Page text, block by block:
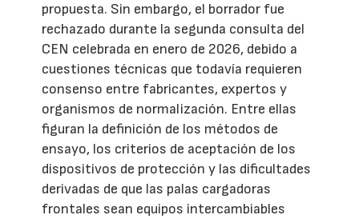
propuesta. Sin embargo, el borrador fue
rechazado durante la segunda consulta del
CEN celebrada en enero de 2026, debido a
cuestiones técnicas que todavía requieren
consenso entre fabricantes, expertos y
organismos de normalización. Entre ellas
figuran la definición de los métodos de
ensayo, los criterios de aceptación de los
dispositivos de protección y las dificultades
derivadas de que las palas cargadoras
frontales sean equipos intercambiables